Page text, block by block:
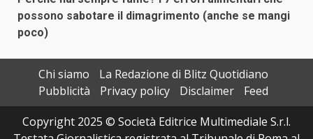
possono sabotare il dimagrimento (anche se mangi
poco)
Chi siamo
La Redazione di Blitz Quotidiano
Pubblicità
Privacy policy Disclaimer
Feed
Copyright 2025 © Società Editrice Multimediale S.r.l.